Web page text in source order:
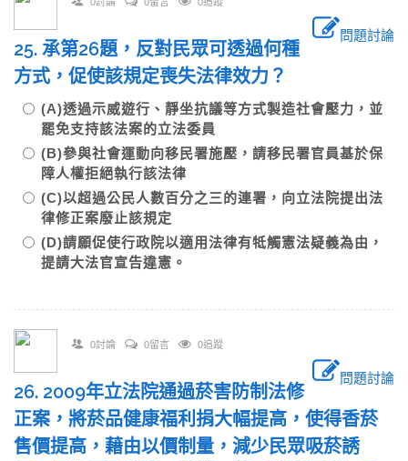
問題討論
25. 承第26題，反對民眾可透過何種
方式，促使該規定喪失法律效力？
(A)透過示威遊行、靜坐抗議等方式製造社會壓力，並
罷免支持該法案的立法委員
(B)參與社會運動向移民署施壓，請移民署官員基於保
障人權拒絕執行該法律
(C)以超過公民人數百分之三的連署，向立法院提出法
律修正案廢止該規定
(D)請願促使行政院以適用法律有牴觸憲法疑義為由，
提請大法官宣告違憲。
0討論 0留言 0追蹤
問題討論
26. 2009年立法院通過菸害防制法修
正案，將菸品健康福利捐大幅提高，使得香菸
售價提高，藉由以價制量，減少民眾吸菸誘